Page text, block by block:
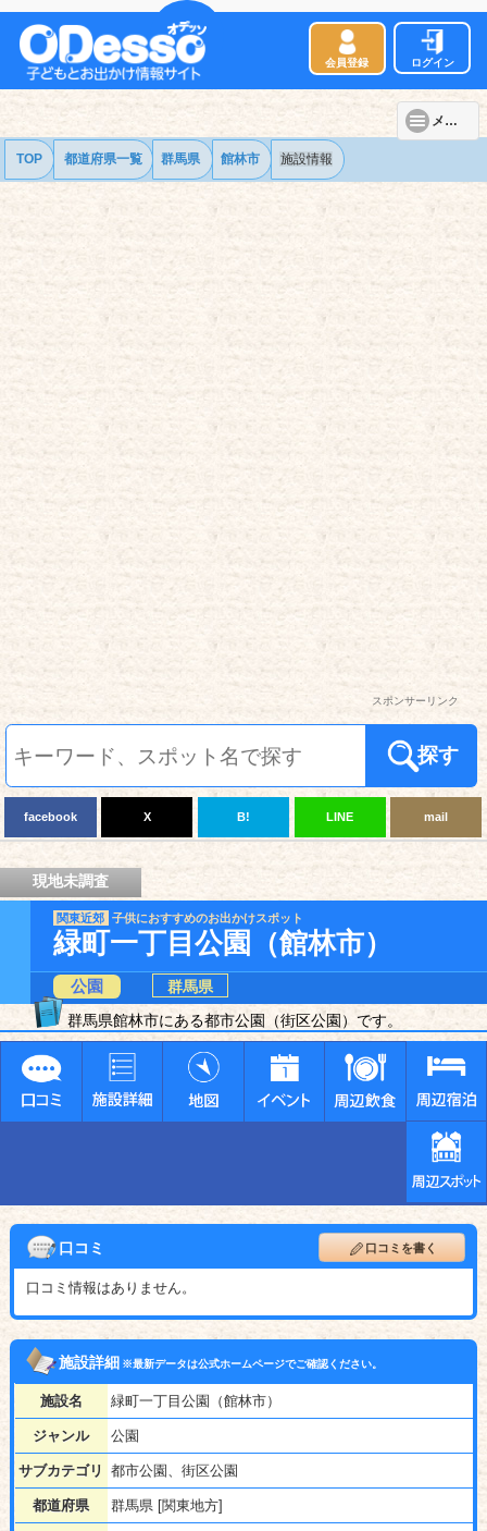
会員登録 ログイン
メニュー
TOP 都道府県一覧 群馬県 館林市 施設情報
スポンサーリンク
探す
facebook X B! LINE mail
現地未調査
関東近郊 子供におすすめのお出かけスポット
緑町一丁目公園（館林市）
公園
群馬県
群馬県館林市にある都市公園（街区公園）です。
口コミ 口コミを書く
口コミ情報はありません。
施設詳細※最新データは公式ホームページでご確認ください。
施設名 緑町一丁目公園（館林市）
ジャンル 公園
サブカテゴリ 都市公園、街区公園
都道府県 群馬県 [関東地方]